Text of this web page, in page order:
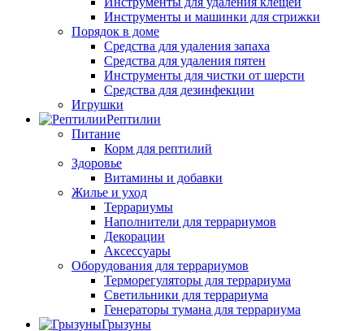
Инструменты и машинки для стрижки
Порядок в доме
Средства для удаления запаха
Средства для удаления пятен
Инструменты для чистки от шерсти
Средства для дезинфекции
Игрушки
Рептилии
Питание
Корм для рептилий
Здоровье
Витамины и добавки
Жилье и уход
Террариумы
Наполнители для террариумов
Декорации
Аксессуары
Оборудования для террариумов
Терморегуляторы для террариума
Светильники для террариума
Генераторы тумана для террариума
Грызуны